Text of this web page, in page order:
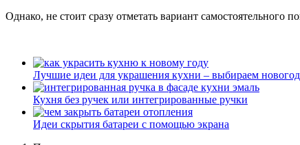
Однако, не стоит сразу отметать вариант
Лучшие идеи для украшения кухни – выбираем
Кухня без ручек или интегрированные ручки
Идеи скрытия батареи с помощью экрана